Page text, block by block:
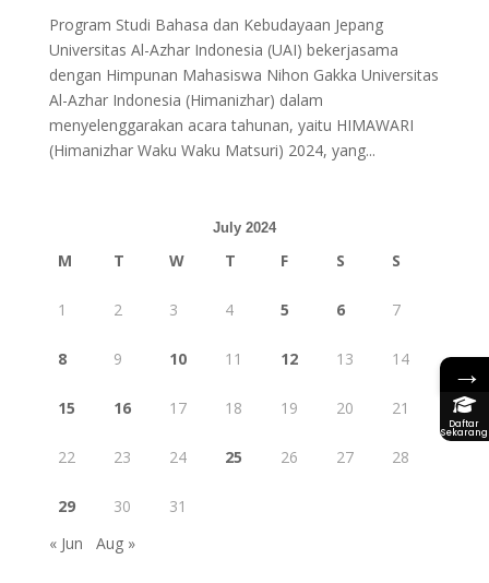
Program Studi Bahasa dan Kebudayaan Jepang
Universitas Al-Azhar Indonesia (UAI) bekerjasama
dengan Himpunan Mahasiswa Nihon Gakka Universitas
Al-Azhar Indonesia (Himanizhar) dalam
menyelenggarakan acara tahunan, yaitu HIMAWARI
(Himanizhar Waku Waku Matsuri) 2024, yang...
July 2024
M T W T F S S
1 2 3 4 5 6 7
8 9 10 11 12 13 14
15 16 17 18 19 20 21
22 23 24 25 26 27 28
29 30
31
« Jun
Aug »
→
Daftar
Sekarang